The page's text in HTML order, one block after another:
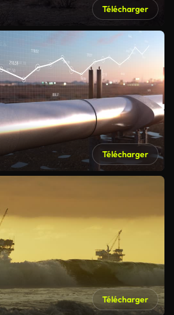
Télécharger
Télécharger
Télécharger